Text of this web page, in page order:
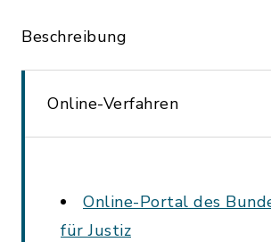
Beschreibung
Online-Verfahren
Online-Portal des
für Justiz